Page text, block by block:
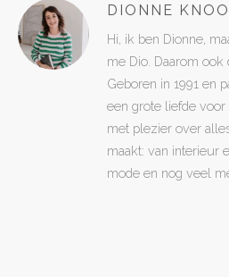
DIONNE
Hi, ik ben Dionne,
me Dio. Daarom ook
Geboren in 1991 en
een grote liefde voor
met plezier over
maakt: van interieur
mode en nog veel